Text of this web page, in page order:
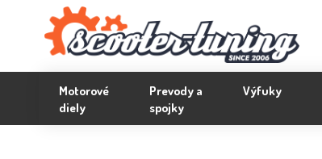
Motorové
diely
Prevody a
spojky
Výfuky